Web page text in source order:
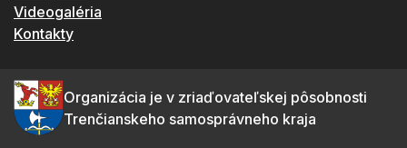
Videogaléria
Kontakty
Organizácia je v zriaďovateľskej pôsobnosti
Trenčianskeho samosprávneho kraja